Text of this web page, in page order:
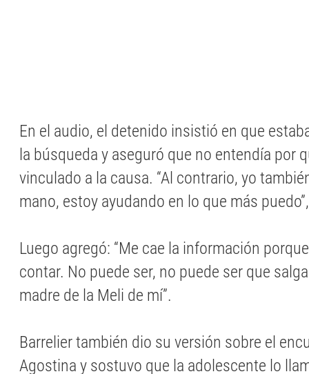
En el audio, el detenido insistió en que
la búsqueda y aseguró que no entendía por
vinculado a la causa. “Al contrario, yo
mano, estoy ayudando en lo que más
Luego agregó: “Me cae la información
contar. No puede ser, no puede ser que
madre de la Meli de mí”.
Barrelier también dio su versión sobre el
Agostina y sostuvo que la adolescente lo